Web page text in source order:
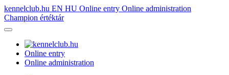
kennelclub.hu EN HU Online entry Online administration
Champion értéktár
Online entry
Online administration